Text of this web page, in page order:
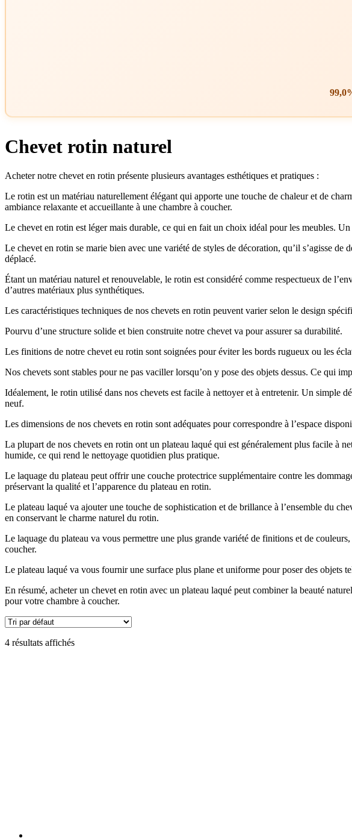
Chevet rotin naturel
Acheter notre chevet en rotin présente plusieurs avantages esthétiques et pratiques :
Le rotin est un matériau naturellement élégant qui apporte une touche de chaleur et de
ambiance relaxante et accueillante à une chambre à coucher.
Le chevet en rotin est léger mais durable, ce qui en fait un choix idéal pour les meubles.
Le chevet en rotin se marie bien avec une variété de styles de décoration, qu’il s’agisse
déplacé.
Étant un matériau naturel et renouvelable, le rotin est considéré comme respectueux de
d’autres matériaux plus synthétiques.
Les caractéristiques techniques de nos chevets en rotin peuvent varier selon le design
Pourvu d’une structure solide et bien construite notre chevet va pour assurer sa durabilité.
Les finitions de notre chevet eu rotin sont soignées pour éviter les bords rugueux ou les
Nos chevets sont stables pour ne pas vaciller lorsqu’on y pose des objets dessus. Ce qui
Idéalement, le rotin utilisé dans nos chevets est facile à nettoyer et à entretenir. Un simple
neuf.
Les dimensions de nos chevets en rotin sont adéquates pour correspondre à l’espace
La plupart de nos chevets en rotin ont un plateau laqué qui est généralement plus facile à
humide, ce qui rend le nettoyage quotidien plus pratique.
Le laquage du plateau peut offrir une couche protectrice supplémentaire contre les
préservant la qualité et l’apparence du plateau en rotin.
Le plateau laqué va ajouter une touche de sophistication et de brillance à l’ensemble du
en conservant le charme naturel du rotin.
Le laquage du plateau va vous permettre une plus grande variété de finitions et de
coucher.
Le plateau laqué va vous fournir une surface plus plane et uniforme pour poser des objets
En résumé, acheter un chevet en rotin avec un plateau laqué peut combiner la beauté
pour votre chambre à coucher.
4 résultats affichés